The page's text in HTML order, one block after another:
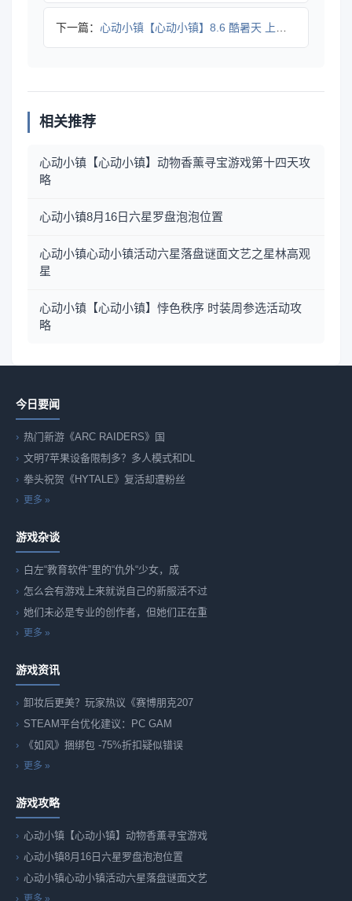
下一篇： 心动小镇【心动小镇】8.6 酷暑天 上线做沙浴任务吧
相关推荐
心动小镇【心动小镇】动物香薰寻宝游戏第十四天攻
略
心动小镇8月16日六星罗盘泡泡位置
心动小镇心动小镇活动六星落盘谜面文艺之星林高观
星
心动小镇【心动小镇】悖色秩序 时装周参选活动攻
略
今日要闻
热门新游《ARC RAIDERS》国
文明7苹果设备限制多？多人模式和DL
拳头祝贺《HYTALE》复活却遭粉丝
更多 »
游戏杂谈
白左“教育软件”里的“仇外“少女，成
怎么会有游戏上来就说自己的新服活不过
她们未必是专业的创作者，但她们正在重
更多 »
游戏资讯
卸妆后更美？玩家热议《赛博朋克207
STEAM平台优化建议：PC GAM
《如风》捆绑包 -75%折扣疑似错误
更多 »
游戏攻略
心动小镇【心动小镇】动物香薰寻宝游戏
心动小镇8月16日六星罗盘泡泡位置
心动小镇心动小镇活动六星落盘谜面文艺
更多 »